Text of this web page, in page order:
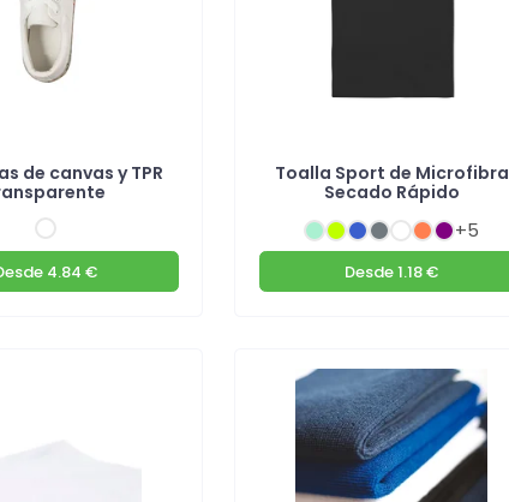
de canvas y TPR
4.84 €
Toalla Sport de Microfibra
Secado Rápido
+5
Desde1.18 €